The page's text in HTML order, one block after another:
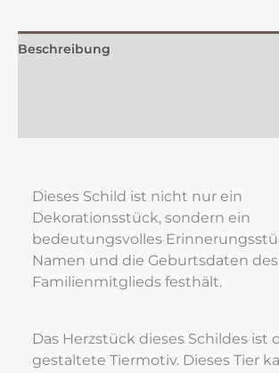
Beschreibung
Dieses Schild ist nicht nur ein
Dekorationsstück, sondern ein
bedeutungsvolles
Namen und die Geburtsdaten
Familienmitglieds festhält.
Das Herzstück dieses Schildes ist
gestaltete Tiermotiv. Dieses Tier